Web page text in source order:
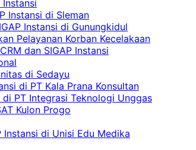
Instansi di Sleman
Instansi di Gunungkidul
Pelayanan Korban Kecelakaan
dan SIGAP Instansi
di Sedayu
di PT Kala Prana Konsultan
di PT Integrasi Teknologi Unggas
Kulon Progo
Instansi di Unisi Edu Medika